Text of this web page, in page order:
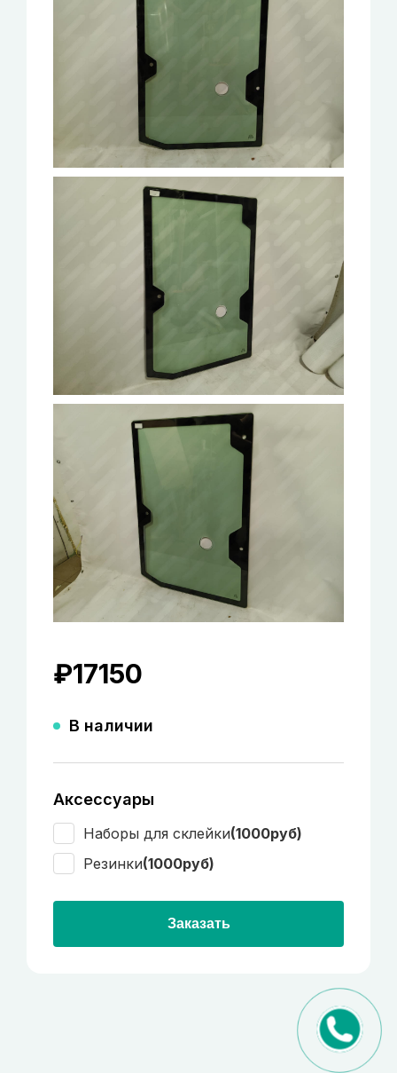
₽17150
В наличии
Аксессуары
Наборы для склейки(1000руб)
Резинки(1000руб)
Заказать